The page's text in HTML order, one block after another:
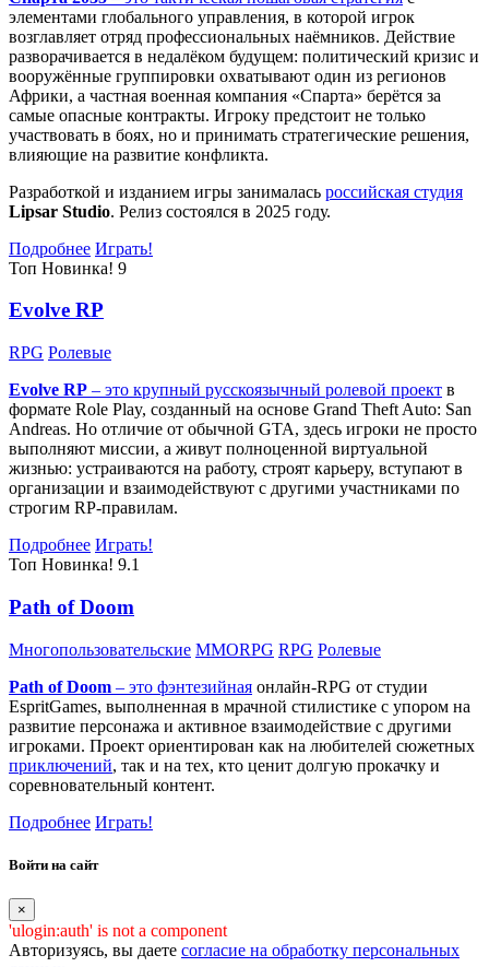
элементами глобального управления, в которой игрок
возглавляет отряд профессиональных наёмников. Действие
разворачивается в недалёком будущем: политический кризис и
вооружённые группировки охватывают один из регионов
Африки, а частная военная компания «Спарта» берётся за
самые опасные контракты. Игроку предстоит не только
участвовать в боях, но и принимать стратегические решения,
влияющие на развитие конфликта.
Разработкой и изданием игры занималась российская студия
Lipsar Studio. Релиз состоялся в 2025 году.
Подробнее Играть!
Топ Новинка! 9
Evolve RP
RPG Ролевые
Evolve RP – это крупный русскоязычный ролевой проект в
формате Role Play, созданный на основе Grand Theft Auto: San
Andreas. Но отличие от обычной GTA, здесь игроки не просто
выполняют миссии, а живут полноценной виртуальной
жизнью: устраиваются на работу, строят карьеру, вступают в
организации и взаимодействуют с другими участниками по
строгим RP-правилам.
Подробнее Играть!
Топ Новинка! 9.1
Path of Doom
Многопользовательские MMORPG RPG Ролевые
Path of Doom – это фэнтезийная онлайн-RPG от студии
EspritGames, выполненная в мрачной стилистике с упором на
развитие персонажа и активное взаимодействие с другими
игроками. Проект ориентирован как на любителей сюжетных
приключений, так и на тех, кто ценит долгую прокачку и
соревновательный контент.
Подробнее Играть!
Войти на сайт
×
'ulogin:auth' is not a component
Авторизуясь, вы даете согласие на обработку персональных